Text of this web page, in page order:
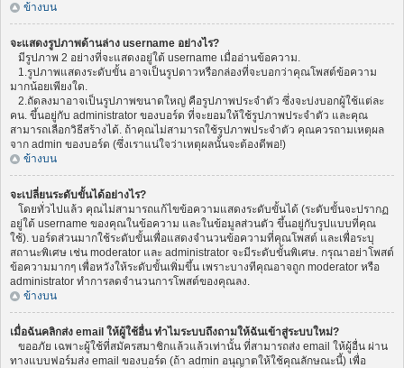
ข้างบน
จะแสดงรูปภาพด้านล่าง username อย่างไร?
มีรูปภาพ 2 อย่างที่จะแสดงอยู่ใต้ username เมื่ออ่านข้อความ.
1.รูปภาพแสดงระดับขั้น อาจเป็นรูปดาวหรือกล่องที่จะบอกว่าคุณโพสต์ข้อความ
มากน้อยเพียงใด.
2.ถัดลงมาอาจเป็นรูปภาพขนาดใหญ่ คือรูปภาพประจำตัว ซึ่งจะบ่งบอกผู้ใช้แต่ละ
คน. ขึ้นอยู่กับ administrator ของบอร์ด ที่จะยอมให้ใช้รูปภาพประจำตัว และคุณ
สามารถเลือกวิธีสร้างได้. ถ้าคุณไม่สามารถใช้รูปภาพประจำตัว คุณควรถามเหตุผล
จาก admin ของบอร์ด (ซึ่งเราแน่ใจว่าเหตุผลนั้นจะต้องดีพอ!)
ข้างบน
จะเปลี่ยนระดับขั้นได้อย่างไร?
โดยทั่วไปแล้ว คุณไม่สามารถแก้ไขข้อความแสดงระดับขั้นได้ (ระดับขั้นจะปรากฏ
อยู่ใต้ username ของคุณในข้อความ และในข้อมูลส่วนตัว ขึ้นอยู่กับรูปแบบที่คุณ
ใช้). บอร์ดส่วนมากใช้ระดับขั้นเพื่อแสดงจำนวนข้อความที่คุณโพสต์ และเพื่อระบุ
สถานะพิเศษ เช่น moderator และ administrator จะมีระดับขั้นพิเศษ. กรุณาอย่าโพสต์
ข้อความมากๆ เพื่อหวังให้ระดับขั้นเพิ่มขึ้น เพราะบางทีคุณอาจถูก moderator หรือ
administrator ทำการลดจำนวนการโพสต์ของคุณลง.
ข้างบน
เมื่อฉันคลิกส่ง email ให้ผู้ใช้อื่น ทำไมระบบถึงถามให้ฉันเข้าสู่ระบบใหม่?
ขออภัย เฉพาะผู้ใช้ที่สมัครสมาชิกแล้วแล้วเท่านั้น ที่สามารถส่ง email ให้ผู้อื่น ผ่าน
ทางแบบฟอร์มส่ง email ของบอร์ด (ถ้า admin อนุญาตให้ใช้คุณลักษณะนี้) เพื่อ